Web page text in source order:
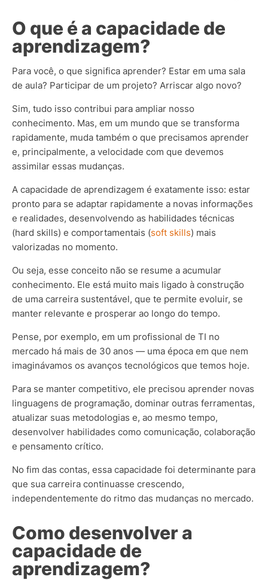
O que é a capacidade de
aprendizagem?
Para você, o que significa aprender? Estar em uma sala
de aula? Participar de um projeto? Arriscar algo novo?
Sim, tudo isso contribui para ampliar nosso
conhecimento. Mas, em um mundo que se transforma
rapidamente, muda também o que precisamos aprender
e, principalmente, a velocidade com que devemos
assimilar essas mudanças.
A capacidade de aprendizagem é exatamente isso: estar
pronto para se adaptar rapidamente a novas informações
e realidades, desenvolvendo as habilidades técnicas
(hard skills) e comportamentais (soft skills) mais
valorizadas no momento.
Ou seja, esse conceito não se resume a acumular
conhecimento. Ele está muito mais ligado à construção
de uma carreira sustentável, que te permite evoluir, se
manter relevante e prosperar ao longo do tempo.
Pense, por exemplo, em um profissional de TI no
mercado há mais de 30 anos — uma época em que nem
imaginávamos os avanços tecnológicos que temos hoje.
Para se manter competitivo, ele precisou aprender novas
linguagens de programação, dominar outras ferramentas,
atualizar suas metodologias e, ao mesmo tempo,
desenvolver habilidades como comunicação, colaboração
e pensamento crítico.
No fim das contas, essa capacidade foi determinante para
que sua carreira continuasse crescendo,
independentemente do ritmo das mudanças no mercado.
Como desenvolver a
capacidade de
aprendizagem?